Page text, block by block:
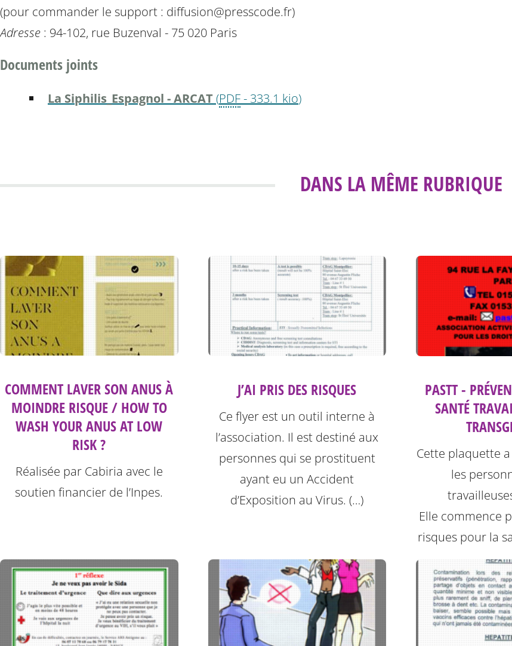
(pour commander le support : diffusion@presscode.fr)
Adresse : 94-102, rue Buzenval - 75 020 Paris
Documents joints
La Siphilis_Espagnol - ARCAT(PDF- 333.1 kio)
DANS LA MÊME RUBRIQUE
COMMENT LAVER SON ANUS À
MOINDRE RISQUE / HOW TO
WASH YOUR ANUS AT LOW
RISK ?
Réalisée par Cabiria avec le
soutien financier de l’Inpes.
J’AI PRIS DES RISQUES
Ce flyer est un outil interne à
l’association. Il est destiné aux
personnes qui se prostituent
ayant eu un Accident
d’Exposition au Virus. (…)
PASTT -
SANTÉ
Cette plaquette
les
Elle commence
risques pour la